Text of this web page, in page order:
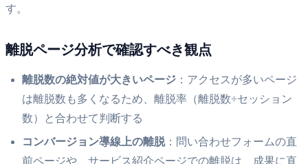
す。
離脱ページ分析で確認すべき観点
離脱数の絶対値が大きいページ ：アクセスが多いページ
は離脱数も多くなるため、離脱率（離脱数÷セッション
数）と合わせて判断する
コンバージョン導線上の離脱：問い合わせフォームの直
前ページや、サービス紹介ページでの離脱は、成果に直